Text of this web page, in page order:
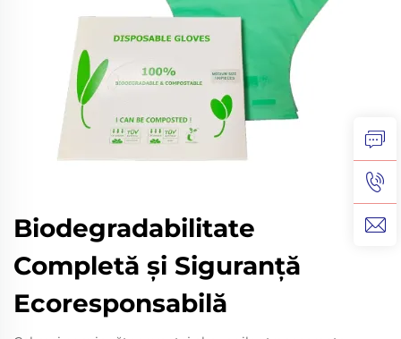
Biodegradabilitate
Completă și Siguranță
Ecoresponsabilă